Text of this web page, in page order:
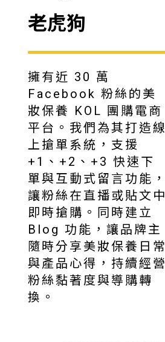
老虎狗
擁有近 30 萬
Facebook 粉絲的美
妝保養 KOL 團購電商
平台。我們為其打造線
上搶單系統，支援
+1、+2、+3 快速下
單與互動式留言功能，
讓粉絲在直播或貼文中
即時搶購。同時建立
Blog 功能，讓品牌主
隨時分享美妝保養日常
與產品心得，持續經營
粉絲黏著度與導購轉
換。